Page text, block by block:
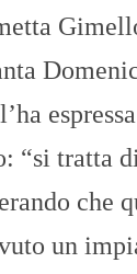
“si tratta
che
un